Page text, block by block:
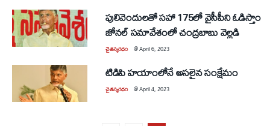
పులివెందులతో సహా 175లో వైసీపీని ఓడిస్తాం
జోనల్ సమావేశంలో చంద్రబాబు వెల్లడి
చైతన్యరధం @April 6, 2023
టిడిపి హయాంలోనే అసలైన సంక్షేమం
చైతన్యరధం @April 4, 2023